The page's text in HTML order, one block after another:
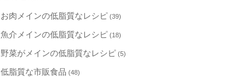
お肉メインの低脂質なレシピ (39)
魚介メインの低脂質なレシピ (18)
野菜がメインの低脂質なレシピ (5)
低脂質な市販食品 (48)